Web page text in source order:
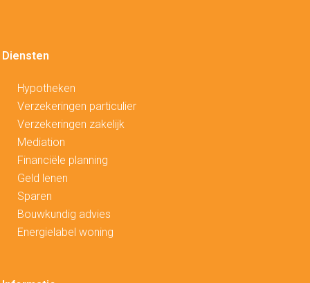
Diensten
Hypotheken
Verzekeringen particulier
Verzekeringen zakelijk
Mediation
Financiële planning
Geld lenen
Sparen
Bouwkundig advies
Energielabel woning